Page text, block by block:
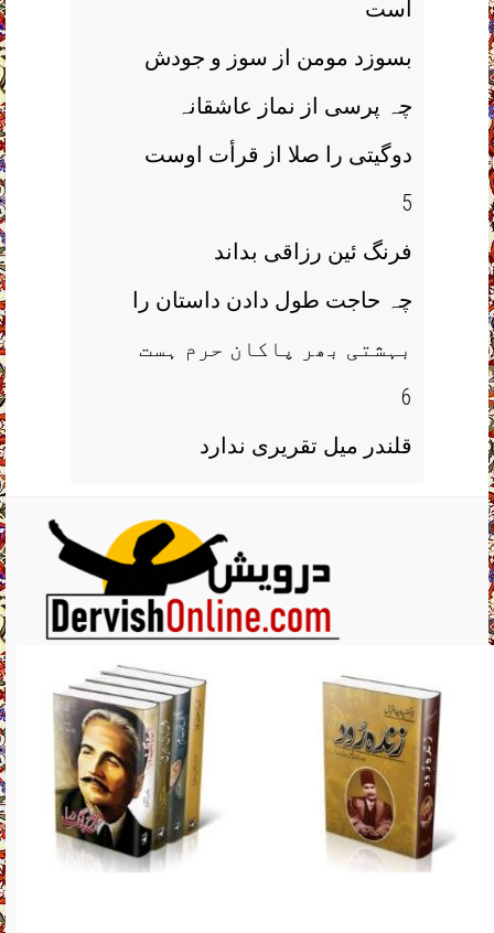
است
بسوزد مومن از سوز و جودش
چہ پرسی از نماز عاشقانہ
دوگیتی را صلا از قرأت اوست
5
فرنگ ئین رزاقی بداند
چہ حاجت طول دادن داستان را
بہشتی بھر پاکان حرم ہست
6
قلندر میل تقریری ندارد